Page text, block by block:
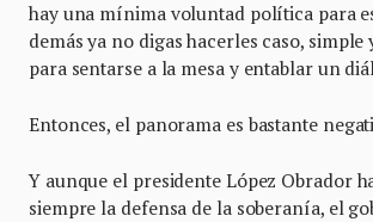
hay una mínima voluntad política para
demás ya no digas hacerles caso,
para sentarse a la mesa y entablar un
Entonces, el panorama es bastante
Y aunque el presidente López Obrador
siempre la defensa de la soberanía, el